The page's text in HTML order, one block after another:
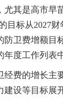
尤其是高市早
目标从2027
防卫费增额目
度工作列表
经费的增长主
建设等目标展